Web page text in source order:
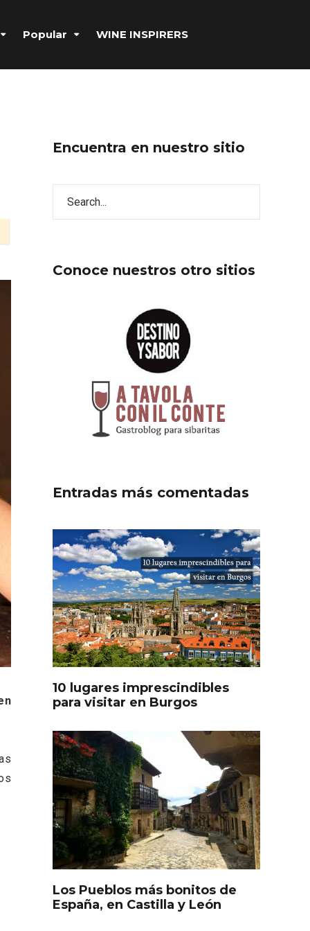
Popular WINE INSPIRERS
Encuentra en nuestro sitio
Conoce nuestros otro sitios
Entradas más comentadas
10 lugares imprescindibles
para visitar en Burgos
Los Pueblos más bonitos de
España, en Castilla y León
Recorre los fiordos leoneses
en Riaño
Feria del Vino de Toro 2026;
descubre “Otros Vinos de
Toro”